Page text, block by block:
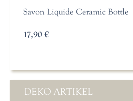
Savon Liquide Ceramic Bottle
17,90 €
DEKO ARTIKEL